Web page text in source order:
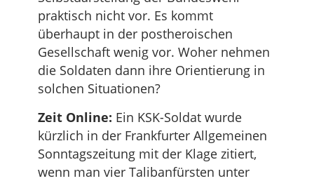
praktisch nicht vor. Es kommt
überhaupt in der postheroischen
Gesellschaft wenig vor. Woher nehmen
die Soldaten dann ihre Orientierung in
solchen Situationen?
Zeit Online: Ein KSK-Soldat wurde
kürzlich in der Frankfurter Allgemeinen
Sonntagszeitung mit der Klage zitiert,
wenn man vier Talibanfürsten unter